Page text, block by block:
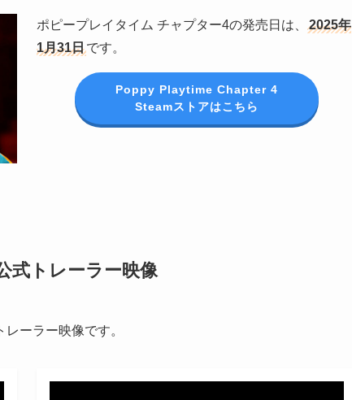
ポピープレイタイム チャプター4の発売日は、
2025年
1月31日です。
Poppy Playtime Chapter 4
Steamストアはこちら
式トレーラー映像
ーラー映像です。